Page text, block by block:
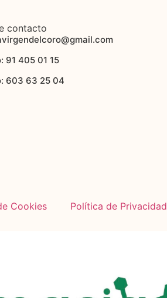
contacto
91 405 01 15
603 63 25 04
Cookies Política de Privacidad